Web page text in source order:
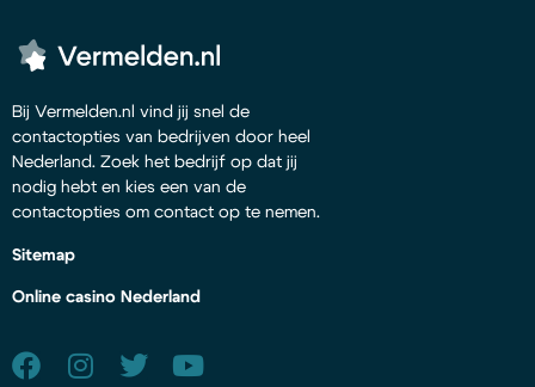
Bij Vermelden.nl vind jij snel de
contactopties van bedrijven door heel
Nederland. Zoek het bedrijf op dat jij
nodig hebt en kies een van de
contactopties om contact op te nemen.
Sitemap
Online casino Nederland